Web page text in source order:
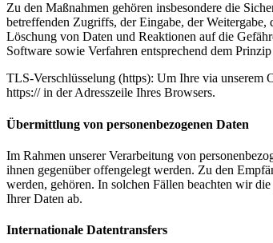
Zu den Maßnahmen gehören insbesondere die
betreffenden Zugriffs, der Eingabe, der
Löschung von Daten und Reaktionen auf die
Software sowie Verfahren entsprechend dem
TLS-Verschlüsselung (https): Um Ihre via unserem
https:// in der Adresszeile Ihres Browsers.
Übermittlung von personenbezogenen Daten
Im Rahmen unserer Verarbeitung von
ihnen gegenüber offengelegt werden. Zu den
werden, gehören. In solchen Fällen beachten wir
Ihrer Daten ab.
Internationale Datentransfers